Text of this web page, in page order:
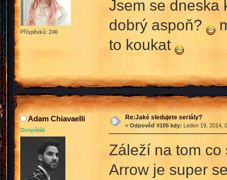
Příspěvků: 246
Jsem se dneska
dobrý aspoň?
to koukat
Adam Chiavaelli
Dospělák
Re:Jaké sledujete seriály?
« Odpověď #105 kdy: Leden 19, 2014,
Záleží na tom
Arrow je super